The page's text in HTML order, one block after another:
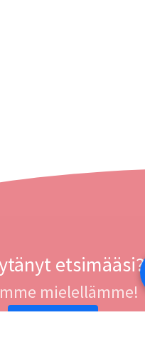
etsimääsi?
mielellämme!